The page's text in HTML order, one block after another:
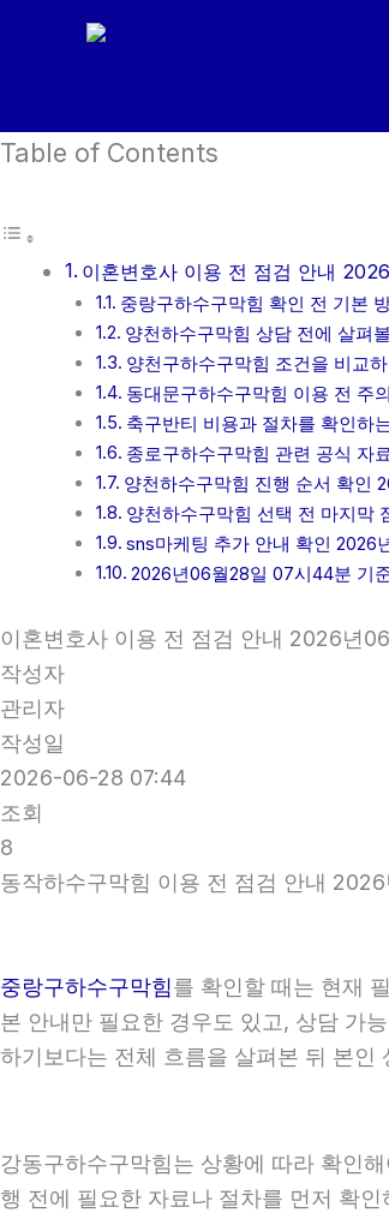
건
뛰
Table of Contents
이혼변호사 이용 전 점검 안내
중랑구하수구막힘 확인 전 기본
양천하수구막힘 상담 전에 살펴
양천구하수구막힘 조건을 비교
동대문구하수구막힘 이용 전 주
축구반티 비용과 절차를 확인하
종로구하수구막힘 관련 공식 자
양천하수구막힘 진행 순서 확인
양천하수구막힘 선택 전 마지막
sns마케팅 추가 안내 확인 2026
2026년06월28일 07시44분 기
이혼변호사 이용 전 점검 안내 2026년
작성자
관리자
작성일
2026-06-28 07:44
조회
8
동작하수구막힘 이용 전 점검 안내
중랑구하수구막힘를 확인할 때는 현재
본 안내만 필요한 경우도 있고, 상담 가
하기보다는 전체 흐름을 살펴본 뒤 본인
강동구하수구막힘는 상황에 따라 확인
행 전에 필요한 자료나 절차를 먼저 확